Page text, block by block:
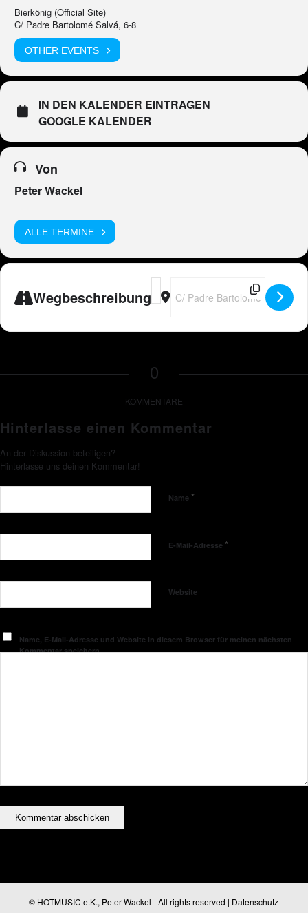
Bierkönig (Official Site)
C/ Padre Bartolomé Salvá, 6-8
OTHER EVENTS
IN DEN KALENDER EINTRAGEN
GOOGLE KALENDER
Von
Peter Wackel
ALLE TERMINE
Wegbeschreibung
Address - Peter Wackel LIVE im
Destination Address - Peter
0
KOMMENTARE
Hinterlasse einen Kommentar
An der Diskussion beteiligen?
Hinterlasse uns deinen Kommentar!
Name *
E-Mail-Adresse *
Website
Name, E-Mail-Adresse und Website in diesem Browser für meinen nächsten
Kommentar speichern.
© HOTMUSIC e.K., Peter Wackel - All rights reserved | Datenschutz